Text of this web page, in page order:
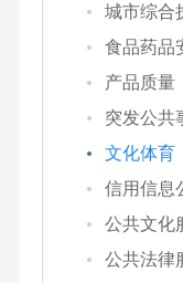
城市综合
食品药品
产品质量
突发公共
文化体育
信用信息
公共文化
公共法律